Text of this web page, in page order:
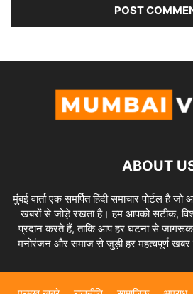
ABOUT
मुंबई वार्ता एक समर्पित हिंदी समाचार पोर्टल है
खबरों से जोड़े रखता है। हम आपको सटीक,
प्रदान करते हैं, ताकि आप हर घटना से जागरूक
मनोरंजन और समाज से जुड़ी हर महत्वपूर्ण खबर